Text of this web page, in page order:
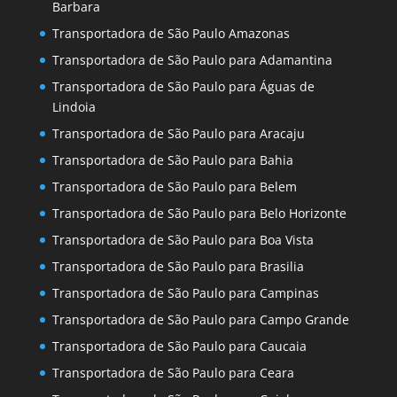
Barbara
Transportadora de São Paulo Amazonas
Transportadora de São Paulo para Adamantina
Transportadora de São Paulo para Águas de
Lindoia
Transportadora de São Paulo para Aracaju
Transportadora de São Paulo para Bahia
Transportadora de São Paulo para Belem
Transportadora de São Paulo para Belo Horizonte
Transportadora de São Paulo para Boa Vista
Transportadora de São Paulo para Brasilia
Transportadora de São Paulo para Campinas
Transportadora de São Paulo para Campo Grande
Transportadora de São Paulo para Caucaia
Transportadora de São Paulo para Ceara